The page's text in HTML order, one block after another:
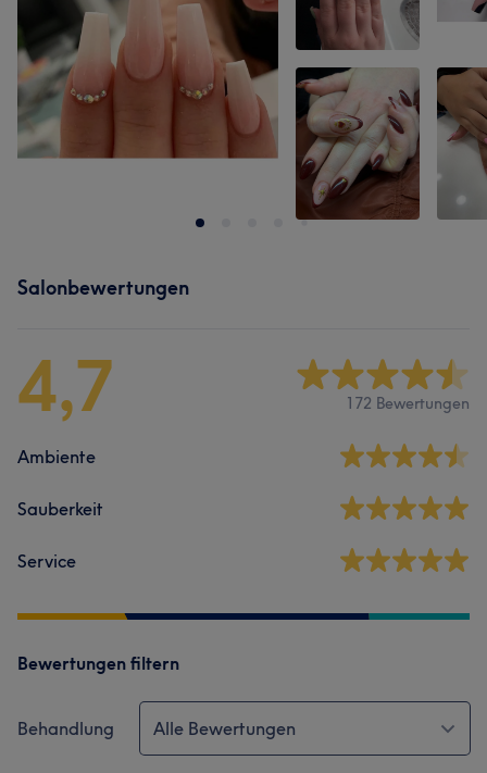
Salonbewertungen
4,7 172 Bewertungen
Ambiente
Sauberkeit
Service
Bewertungen filtern
Behandlung Alle Bewertungen